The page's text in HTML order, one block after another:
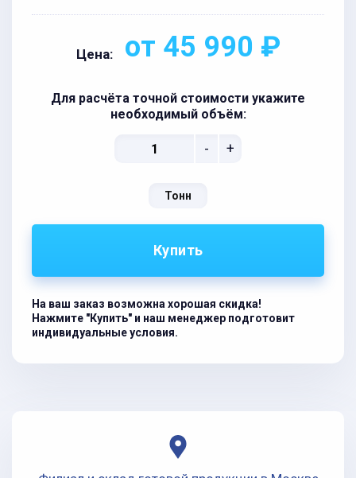
Цена: от 45 990 ₽
Для расчёта точной стоимости укажите
необходимый объём:
- +
Тонн
Купить
На ваш заказ возможна хорошая скидка!
Нажмите "Купить" и наш менеджер подготовит
индивидуальные условия.